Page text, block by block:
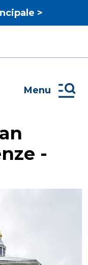
>
Menu
-